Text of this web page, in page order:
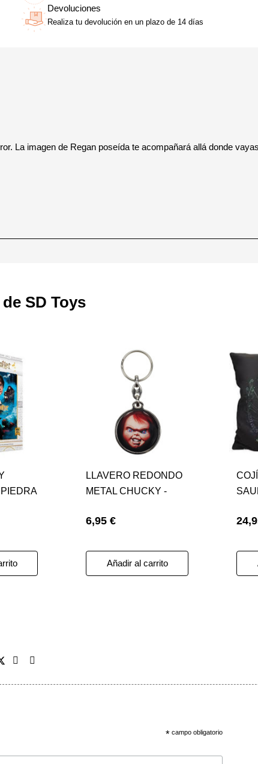
Devoluciones
Realiza tu devolución en un plazo de 14 días
La imagen de Regan poseída te acompañará allá donde
SD Toys
LLAVERO REDONDO
METAL CHUCKY -
- CHILD'S PLAY
6,95 €
Añadir al carrito
* campo obligatorio